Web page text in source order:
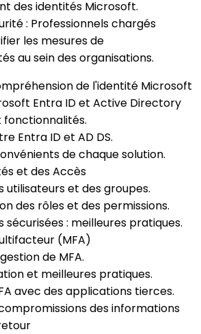
des identités Microsoft.
: Professionnels chargés
les mesures de
au sein des organisations.
de l'identité Microsoft
Entra ID et Active Directory
Entra ID et AD DS.
de chaque solution.
et des Accès
utilisateurs et des groupes.
des rôles et des permissions.
sécurisées : meilleures pratiques.
(MFA)
de MFA.
et meilleures pratiques.
avec des applications tierces.
des informations